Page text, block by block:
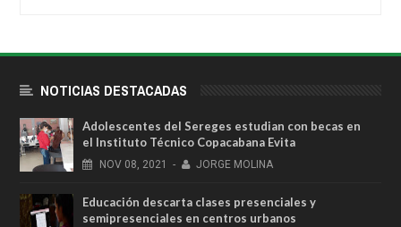
NOTICIAS DESTACADAS
Adolescentes del Sereges estudian con becas en
el Instituto Técnico Copacabana Evita
NOV 08, 2021 - JORGE MOLINA
Educación descarta clases presenciales y
semipresenciales en centros urbanos